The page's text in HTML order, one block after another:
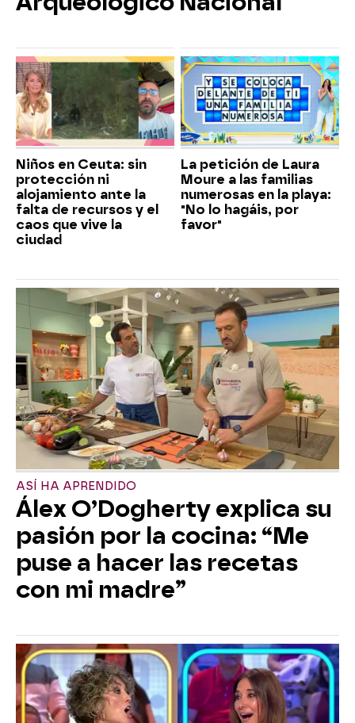
Niños en Ceuta: sin
protección ni
alojamiento ante la
falta de recursos y el
caos que vive la
ciudad
La petición de Laura
Moure a las familias
numerosas en la playa:
"No lo hagáis, por
favor"
ASÍ HA APRENDIDO
Álex O’Dogherty explica su
pasión por la cocina: “Me
puse a hacer las recetas
con mi madre”